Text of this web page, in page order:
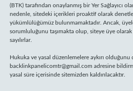
(BTK) tarafından onaylanmış bir Yer Sağlayıcı
nedenle, sitedeki içerikleri proaktif olarak
yükümlülüğümüz bulunmamaktadır. Ancak,
sorumluluğunu taşımakta olup, siteye üye
sayılırlar.
Hukuka ve yasal düzenlemelere aykırı
backlinkpanelicomtr@gmail.com adresine
yasal süre içerisinde sitemizden kaldırılacaktır.